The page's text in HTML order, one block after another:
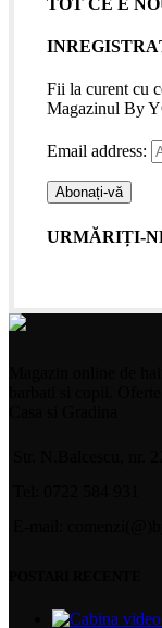
Fii la curent cu
Magazinul By
Email address:
URMĂRIȚI-